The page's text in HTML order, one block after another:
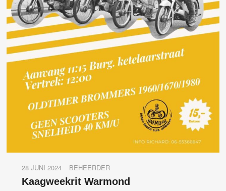
28 JUNI 2024 BEHEERDER
Kaagweekrit Warmond